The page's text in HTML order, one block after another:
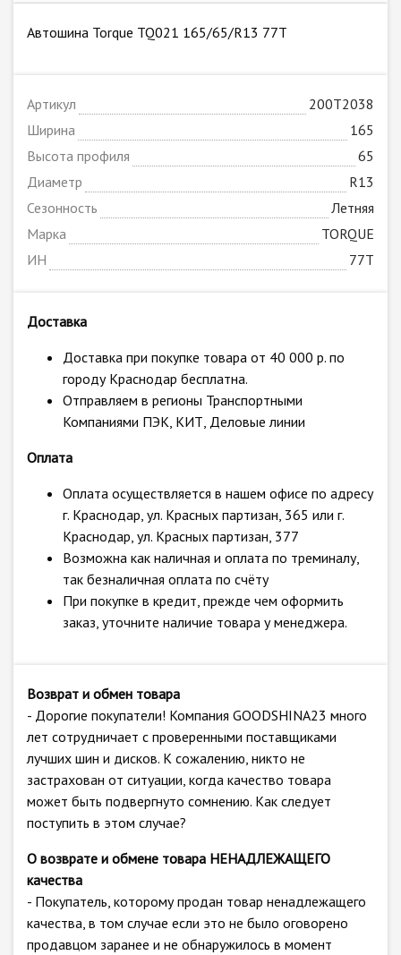
Автошина Torque TQ021 165/65/R13 77T
Артикул
200T2038
Ширина
165
Высота профиля
65
Диаметр
R13
Сезонность
Летняя
Марка
TORQUE
ИН
77T
Доставка
Доставка при покупке товара от 40 000 р. по
городу Краснодар бесплатна.
Отправляем в регионы Транспортными
Компаниями ПЭК, КИТ, Деловые линии
Оплата
Оплата осуществляется в нашем офисе по адресу
г. Краснодар, ул. Красных партизан, 365 или г.
Краснодар, ул. Красных партизан, 377
Возможна как наличная и оплата по треминалу,
так безналичная оплата по счёту
При покупке в кредит, прежде чем оформить
заказ, уточните наличие товара у менеджера.
Возврат и обмен товара
- Дорогие покупатели! Компания GOODSHINA23 много
лет сотрудничает с проверенными поставщиками
лучших шин и дисков. К сожалению, никто не
застрахован от ситуации, когда качество товара
может быть подвергнуто сомнению. Как следует
поступить в этом случае?
О возврате и обмене товара НЕНАДЛЕЖАЩЕГО
качества
- Покупатель, которому продан товар ненадлежащего
качества, в том случае если это не было оговорено
продавцом заранее и не обнаружилось в момент